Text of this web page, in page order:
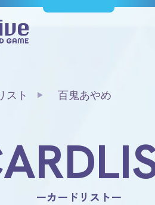
スト 百鬼あやめ
ーカードリストー